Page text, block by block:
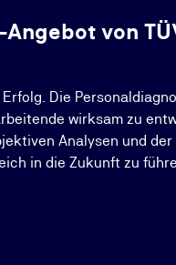
von
Die
wirksam zu
Analysen und
in die Zukunft zu